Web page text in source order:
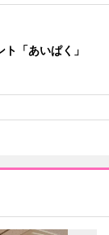
ト「あいぱく」